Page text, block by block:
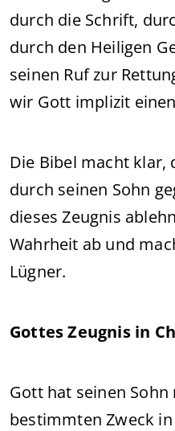
durch die Schrift,
durch den Heiligen
seinen Ruf zur
wir Gott implizit
Die Bibel macht klar,
durch seinen Sohn
dieses Zeugnis
Wahrheit ab und
Lügner.
Gottes Zeugnis in
Gott hat seinen
bestimmten Zweck